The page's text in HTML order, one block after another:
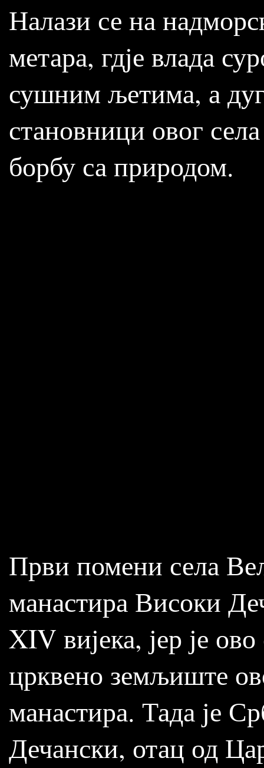
Налази се на
метара, гдје влада
сушним љетима, а
становници овог
борбу са природом.
Први помени села
манастира Високи
XIV вијека, јер је
црквено земљиште
манастира. Тада је
Дечански, отац од